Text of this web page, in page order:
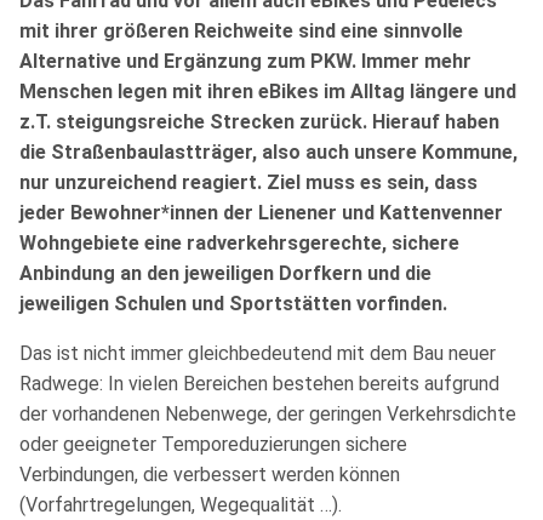
mit ihrer größeren Reichweite sind eine sinnvolle
Alternative und Ergänzung zum PKW. Immer mehr
Menschen legen mit ihren eBikes im Alltag längere und
z.T. steigungsreiche Strecken zurück. Hierauf haben
die Straßenbaulastträger, also auch unsere Kommune,
nur unzureichend reagiert. Ziel muss es sein, dass
jeder Bewohner*innen der Lienener und Kattenvenner
Wohngebiete eine radverkehrsgerechte, sichere
Anbindung an den jeweiligen Dorfkern und die
jeweiligen Schulen und Sportstätten vorfinden.
Das ist nicht immer gleichbedeutend mit dem Bau neuer
Radwege: In vielen Bereichen bestehen bereits aufgrund
der vorhandenen Nebenwege, der geringen Verkehrsdichte
oder geeigneter Temporeduzierungen sichere
Verbindungen, die verbessert werden können
(Vorfahrtregelungen, Wegequalität …).